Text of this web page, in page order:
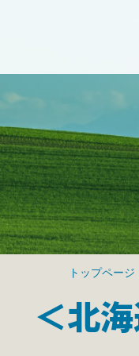
トップページ
＜北